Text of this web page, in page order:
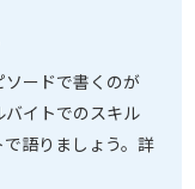
ソードで書くのが
イトでのスキル
語りましょう。詳